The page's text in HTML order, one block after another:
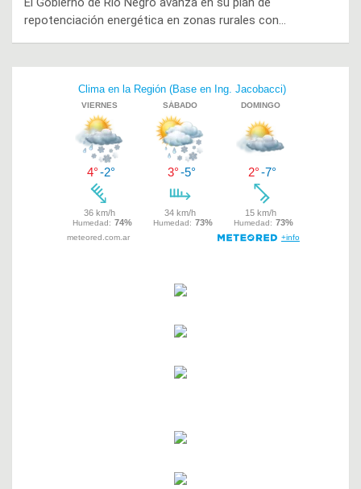
repotenciación energética en zonas rurales con…